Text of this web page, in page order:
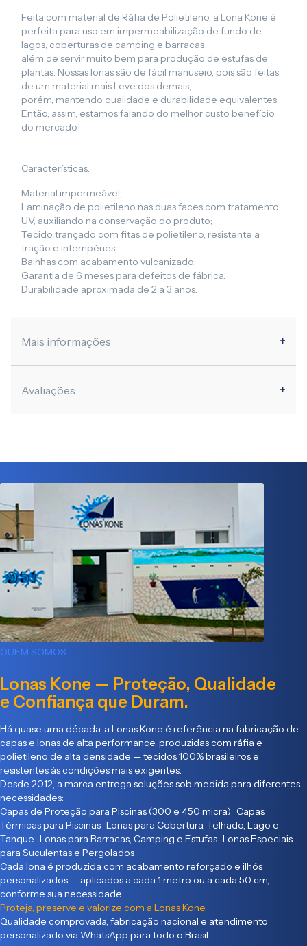
Feita com material de Ráfia de Polietileno, a Lona Kone é
perfeita para uso em impermeabilização de fundo de
lagos, coberturas de camping e barracas
além de servir muito bem para produção de estufas de
plantas. Nossas lonas são de fácil manuseio, pois são feitas
de um material mais Leve dos demais,
porém, mantendo qualidade e durabilidade equivalentes.
Então, assim, estamos falando do melhor custo benefício
do mercado!
Características:
Material impermeável;
Laminação de polietileno nas duas faces com tratamento
UV, auxiliando na conservação do produto;
Tecido trançado com fitas de polietileno, resistente a
tração e intempéries;
Bainhas com acabamento vulcanizado;
Garantia de 6 meses para defeitos de fábrica.
Durabilidade aproximada de 2 a 3 anos.
Mais informações
Avaliações
QUEM SOMOS
Lonas Kone — Proteção, Qualidade
e Confiança que Duram.
Há quase uma década, a Lonas Kone é referência na fabricação de
capas e lonas de alta performance, produzidas com ráfia e
polietileno de alta densidade — tecidos 100% brasileiros e
resistentes às condições mais exigentes.
Desde 2012, a marca entrega soluções sob medida para diferentes
necessidades:
Capas de Proteção para Piscinas (300 e 450 micra) Capas
Térmicas para Piscinas Lonas para Cobertura, Telhado, Lago e
Tanque Lonas para Barracas, Camping e Estufas Lonas Especiais
para Suculentas e Pergolados
Cada lona é produzida com acabamento reforçado e ilhós
personalizados — aplicados a cada 1 metro ou a cada 50 cm,
conforme sua necessidade.
Proteja, preserve e valorize com a Lonas Kone.
Qualidade comprovada, fabricação nacional e atendimento
personalizado via WhatsApp para todo o Brasil.